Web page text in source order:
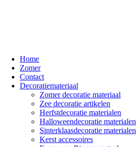
Home
Zomer
Contact
Decoratiemateriaal
Zomer decoratie materiaal
Zee decoratie artikelen
Herfstdecoratie materialen
Halloweendecoratie materialen
Sinterklaasdecoratie materialen
Kerst accessoires